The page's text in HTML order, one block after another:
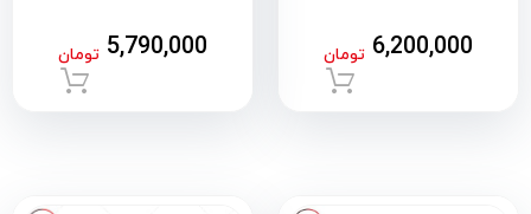
6,200,000 تومان
5,790,000 تومان